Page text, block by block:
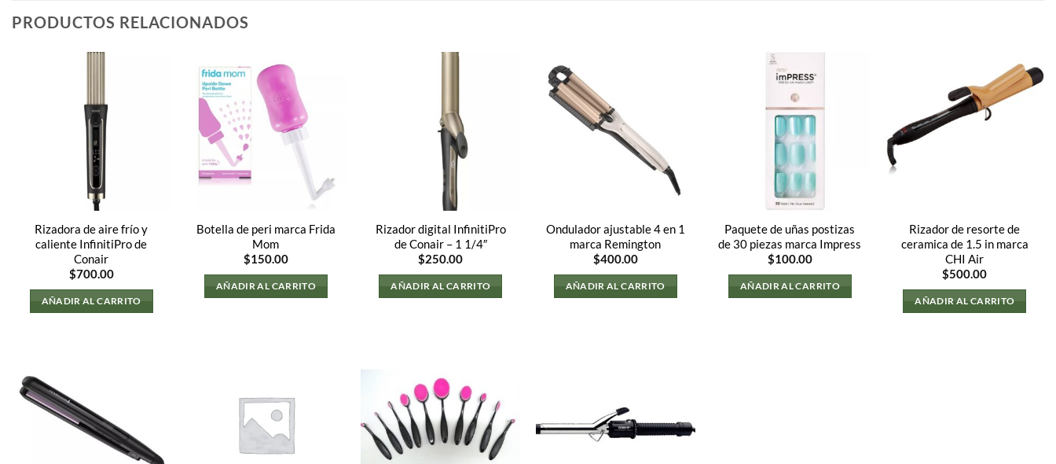
PRODUCTOS RELACIONADOS
Rizadora de aire frío y
caliente InfinitiPro de
Conair
$700.00
AÑADIR AL CARRITO
Botella de peri marca Frida
Mom
$150.00
AÑADIR AL CARRITO
Rizador digital InfinitiPro
de Conair – 1 1/4″
$250.00
AÑADIR AL CARRITO
Ondulador ajustable 4 en 1
marca Remington
$400.00
AÑADIR AL CARRITO
Paquete de uñas postizas
de 30 piezas marca Impress
$100.00
AÑADIR AL CARRITO
Rizador de resorte de
ceramica de 1.5 in marca
CHI Air
$500.00
AÑADIR AL CARRITO